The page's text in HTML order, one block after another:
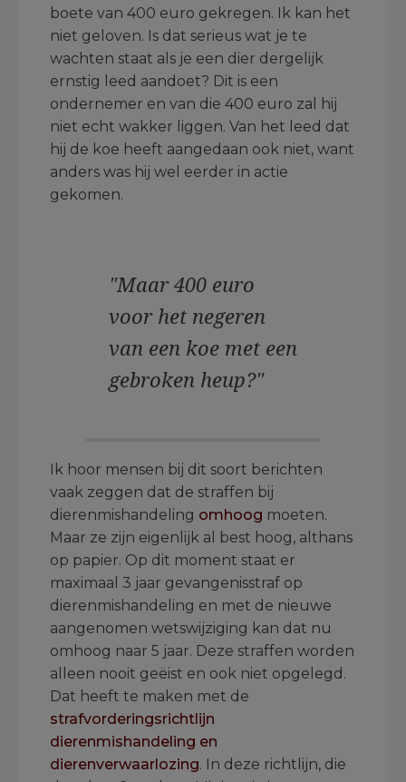
boete van 400 euro gekregen. Ik kan het
niet geloven. Is dat serieus wat je te
wachten staat als je een dier dergelijk
ernstig leed aandoet? Dit is een
ondernemer en van die 400 euro zal hij
niet echt wakker liggen. Van het leed dat
hij de koe heeft aangedaan ook niet, want
anders was hij wel eerder in actie
gekomen.
"Maar 400 euro
voor het negeren
van een koe met een
gebroken heup?"
Ik hoor mensen bij dit soort berichten
vaak zeggen dat de straffen bij
dierenmishandeling omhoog moeten.
Maar ze zijn eigenlijk al best hoog, althans
op papier. Op dit moment staat er
maximaal 3 jaar gevangenisstraf op
dierenmishandeling en met de nieuwe
aangenomen wetswijziging kan dat nu
omhoog naar 5 jaar. Deze straffen worden
alleen nooit geëist en ook niet opgelegd.
Dat heeft te maken met de
strafvorderingsrichtlijn
dierenmishandeling en
dierenverwaarlozing. In deze richtlijn, die